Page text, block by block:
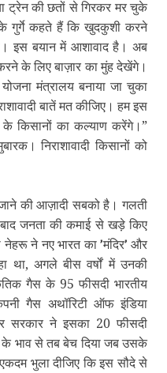
ट्रेन की छतों से गिरकर मर चुके
गुर्गे कहते हैं कि खुदकुशी करने
इस बयान में आशावाद है। अब
के लिए बाज़ार का मुंह देखेंगे।
मंत्रालय बनाया जा चुका
बातें मत कीजिए। हम इस
किसानों का कल्‍याण करेंगे।”
निराशावादी किसानों को
की आज़ादी सबको है। गलती
जनता की कमाई से खड़े किए
नेहरू ने नए भारत का’मंदिर’और
था, अगले बीस वर्षों में उनकी
गैस के 95 फीसदी भारतीय
गैस अथॉरिटी ऑफ इंडिया
सरकार ने इसका 20 फीसदी
के भाव से तब बेच दिया जब उसके
भुला दीजिए कि इस सौदे से